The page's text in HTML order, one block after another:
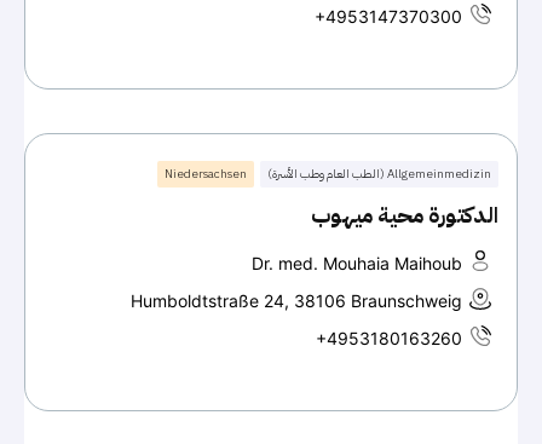
+4953147370300
Allgemeinmedizin (الطب العام وطب الأسرة) Niedersachsen
الدكتورة محية ميهوب
Dr. med. Mouhaia Maihoub
Humboldtstraße 24, 38106 Braunschweig
+4953180163260